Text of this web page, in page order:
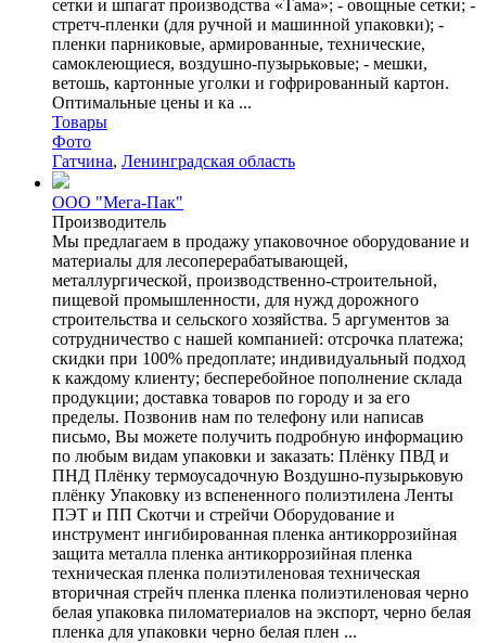
сетки и шпагат производства «Тама»; - овощные сетки; -
cтретч-пленки (для ручной и машинной упаковки); -
пленки парниковые, армированные, технические,
самоклеющиеся, воздушно-пузырьковые; - мешки,
ветошь, картонные уголки и гофрированный картон.
Оптимальные цены и ка ...
Товары
Фото
Гатчина, Ленинградская область
ООО "Мега-Пак"
Производитель
Мы предлагаем в продажу упаковочное оборудование и
материалы для лесоперерабатывающей,
металлургической, производственно-строительной,
пищевой промышленности, для нужд дорожного
строительства и сельского хозяйства. 5 аргументов за
сотрудничество с нашей компанией: отсрочка платежа;
скидки при 100% предоплате; индивидуальный подход
к каждому клиенту; бесперебойное пополнение склада
продукции; доставка товаров по городу и за его
пределы. Позвонив нам по телефону или написав
письмо, Вы можете получить подробную информацию
по любым видам упаковки и заказать: Плёнку ПВД и
ПНД Плёнку термоусадочную Воздушно-пузырьковую
плёнку Упаковку из вспененного полиэтилена Ленты
ПЭТ и ПП Скотчи и стрейчи Оборудование и
инструмент ингибированная пленка антикоррозийная
защита металла пленка антикоррозийная пленка
техническая пленка полиэтиленовая техническая
вторичная стрейч пленка пленка полиэтиленовая черно
белая упаковка пиломатериалов на экспорт, черно белая
пленка для упаковки черно белая плен ...